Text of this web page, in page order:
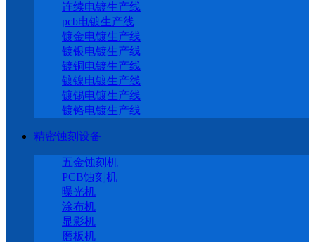
连续电镀生产线
pcb电镀生产线
镀金电镀生产线
镀银电镀生产线
镀铜电镀生产线
镀镍电镀生产线
镀锡电镀生产线
镀铬电镀生产线
精密蚀刻设备
五金蚀刻机
PCB蚀刻机
曝光机
涂布机
显影机
磨板机